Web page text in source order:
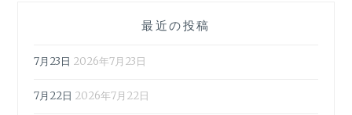
最近の投稿
7月23日 2026年7月23日
7月22日 2026年7月22日